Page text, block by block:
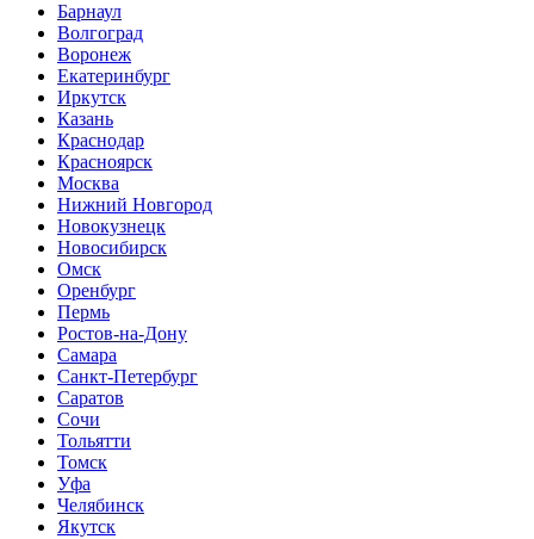
Барнаул
Волгоград
Воронеж
Екатеринбург
Иркутск
Казань
Краснодар
Красноярск
Москва
Нижний Новгород
Новокузнецк
Новосибирск
Омск
Оренбург
Пермь
Ростов-на-Дону
Самара
Санкт-Петербург
Саратов
Сочи
Тольятти
Томск
Уфа
Челябинск
Якутск